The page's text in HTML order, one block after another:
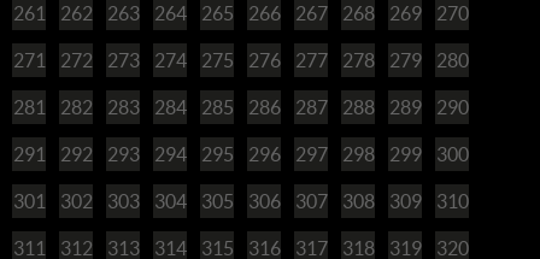
261 262 263 264 265 266 267 268 269 270
271 272 273 274 275 276 277 278 279 280
281 282 283 284 285 286 287 288 289 290
291 292 293 294 295 296 297 298 299 300
301 302 303 304 305 306 307 308 309 310
311 312 313 314 315 316 317 318 319 320